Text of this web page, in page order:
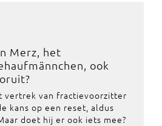
Merz, het
ook
vertrek van fractievoorzitter
kans op een reset, aldus
doet hij er ook iets mee?